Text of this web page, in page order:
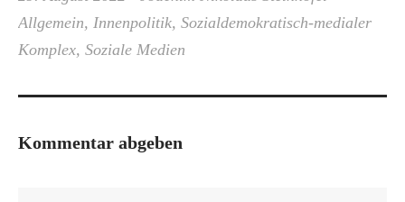
Allgemein, Innenpolitik, Sozialdemokratisch-medialer
Komplex, Soziale Medien
Kommentar abgeben